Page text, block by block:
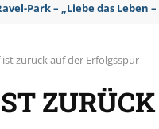
Park – „Liebe das Leben
zurück auf der Erfolgsspur